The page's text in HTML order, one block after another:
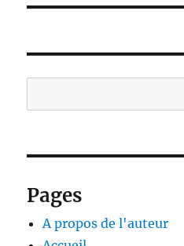
Pages
A propos de l'auteur